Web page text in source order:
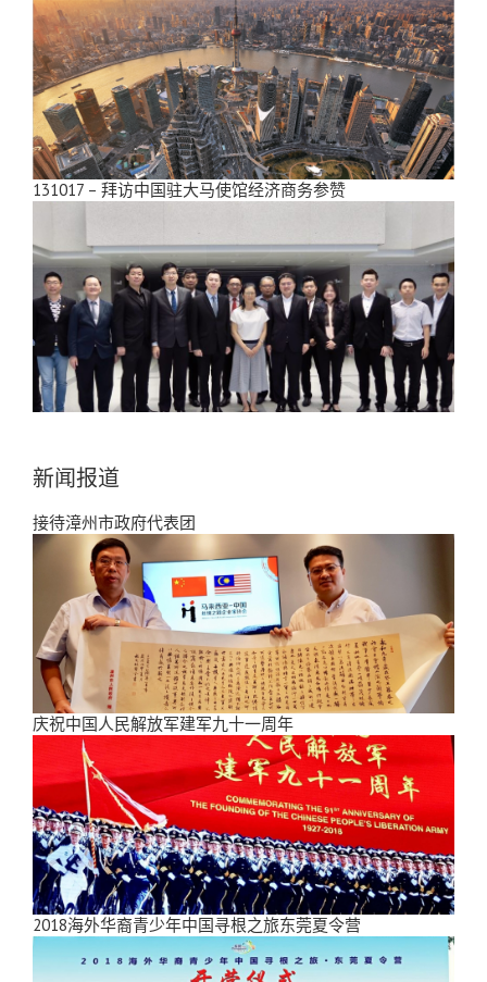
131017 – 拜访中国驻大马使馆经济商务参赞
新闻报道
接待漳州市政府代表团
庆祝中国人民解放军建军九十一周年
2018海外华裔青少年中国寻根之旅东莞夏令营